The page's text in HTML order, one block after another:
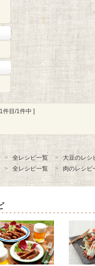
件目/1件中 ]
全レシピ一覧
大豆のレシ
全レシピ一覧 肉のレシピ